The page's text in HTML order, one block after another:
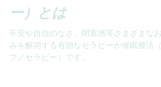
催眠療法（ヒプノセラピ
ー）とは
不安や自信のなさ、閉塞感等さまざまなお
みを解消する有効なセラピーが催眠療法（